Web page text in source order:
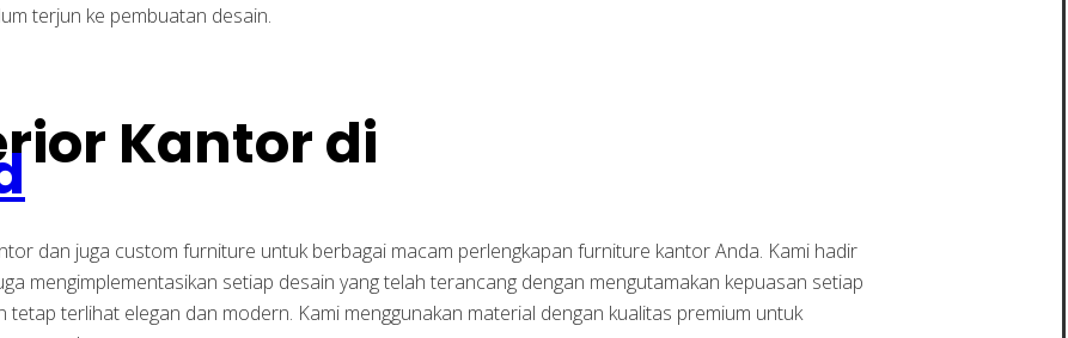
terjun ke pembuatan desain.
Kantor di
dan juga custom furniture untuk berbagai macam perlengkapan furniture kantor Anda. Kami hadir
mengimplementasikan setiap desain yang telah terancang dengan mengutamakan kepuasan setiap
terlihat elegan dan modern. Kami menggunakan material dengan kualitas premium untuk